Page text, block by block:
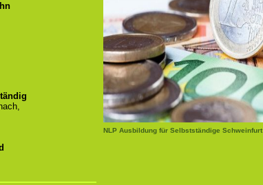
NLP Ausbildung für Selbstständige Schweinfurt